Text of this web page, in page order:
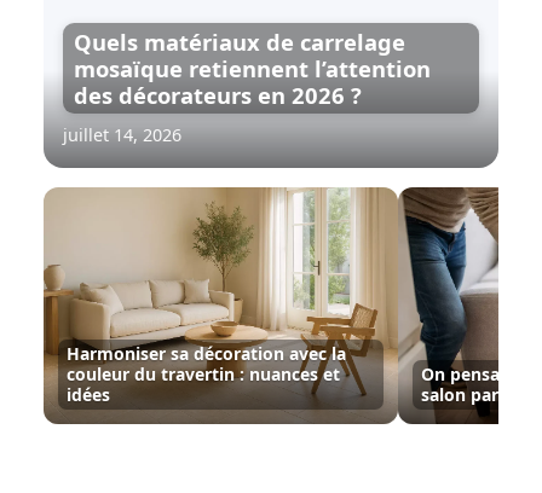
Quels matériaux de carrelage
mosaïque retiennent l’attention
des décorateurs en 2026 ?
juillet 14, 2026
Harmoniser sa décoration avec la
couleur du travertin : nuances et
idées
On pensait
salon paraît